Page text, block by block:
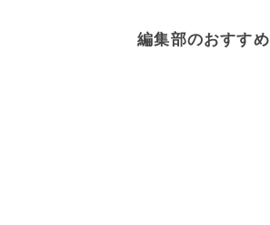
編集部のおすすめ